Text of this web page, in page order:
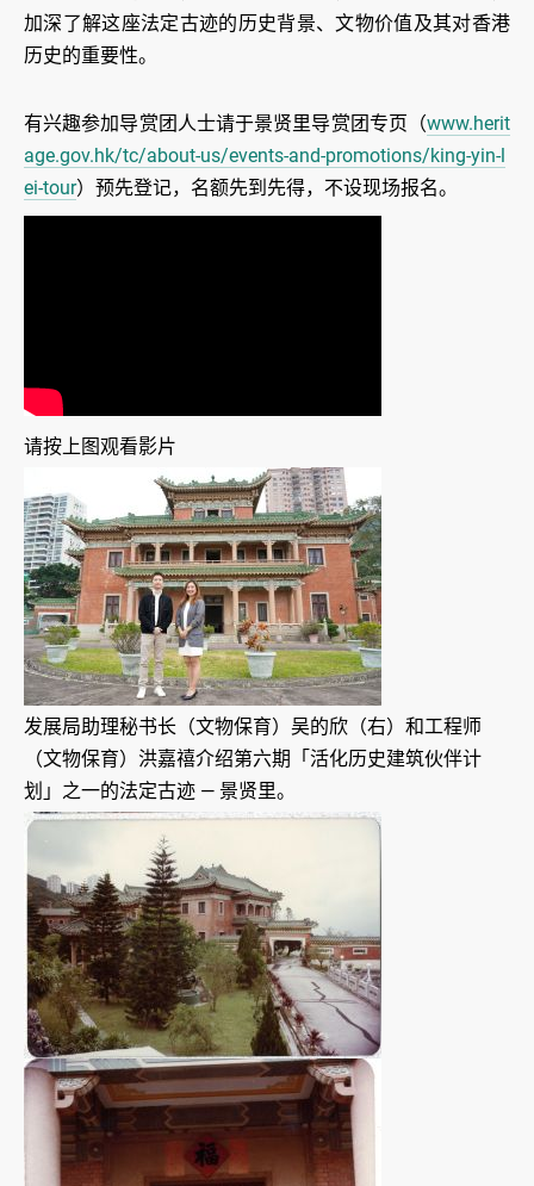
加深了解这座法定古迹的历史背景、文物价值及其对香港
历史的重要性。
有兴趣参加导赏团人士请于景贤里导赏团专页（www.herit
age.gov.hk/tc/about-us/events-and-promotions/king-yin-l
ei-tour）预先登记，名额先到先得，不设现场报名。
请按上图观看影片
发展局助理秘书长（文物保育）吴的欣（右）和工程师
（文物保育）洪嘉禧介绍第六期「活化历史建筑伙伴计
划」之一的法定古迹 — 景贤里。